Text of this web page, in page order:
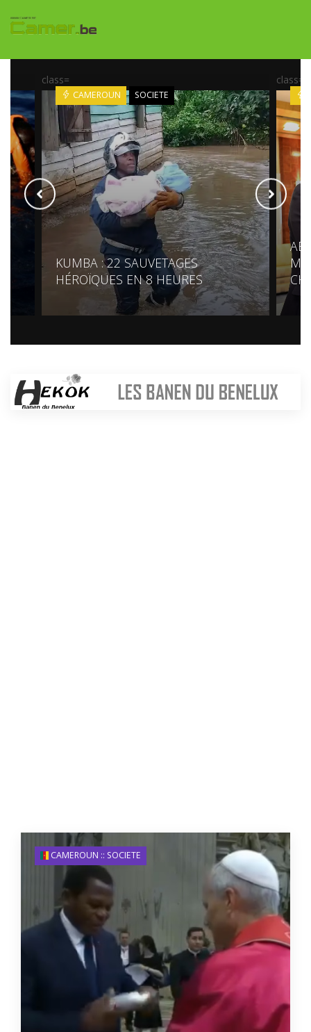
class=
CAMEROUN SOCIETE
KUMBA : 22 SAUVETAGES
HÉROÏQUES EN 8 HEURES
class=
CAMEROUN :: SOCIETE